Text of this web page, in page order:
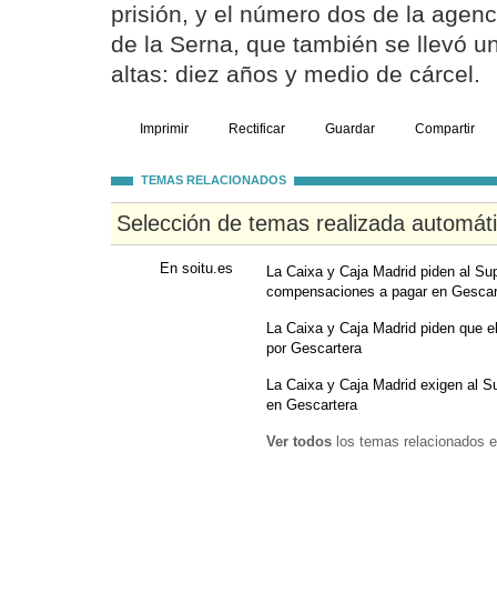
prisión, y el número dos de la
de la Serna, que también se llevó
altas: diez años y medio de cárcel.
Imprimir Rectificar Guardar Compartir
TEMAS RELACIONADOS
Selección de temas realizada
En soitu.es
La Caixa y Caja Madrid piden al
compensaciones a pagar en
La Caixa y Caja Madrid piden que
por Gescartera
La Caixa y Caja Madrid exigen al
en Gescartera
Ver todos los temas relacionados